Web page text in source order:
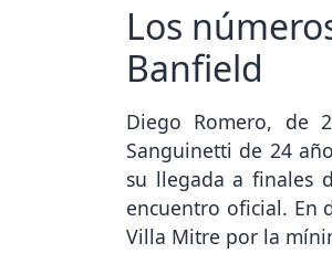
Los
Banfield
Diego Romero, de
Sanguinetti de 24
su llegada a finales
encuentro oficial. En
Villa Mitre por la